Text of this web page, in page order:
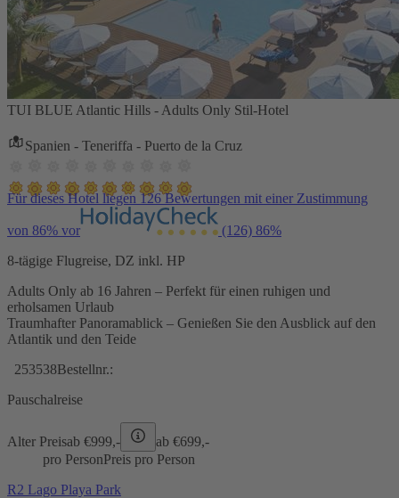
TUI BLUE Atlantic Hills - Adults Only Stil-Hotel
Spanien - Teneriffa - Puerto de la Cruz
Für dieses Hotel liegen 126 Bewertungen mit einer Zustimmung
von 86% vor (126) 86%
8-tägige Flugreise, DZ inkl. HP
Adults Only ab 16 Jahren – Perfekt für einen ruhigen und
erholsamen Urlaub
Traumhafter Panoramablick – Genießen Sie den Ausblick auf den
Atlantik und den Teide
253538Bestellnr.:
Pauschalreise
Alter Preisab €999,- ab €699,-
pro PersonPreis pro Person
R2 Lago Playa Park